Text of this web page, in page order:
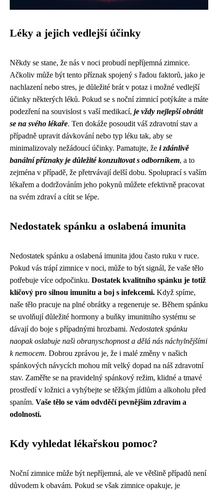
Léky a jejich vedlejší účinky
Někdy se stane, že nás v noci probudí nepříjemná zimnice.
Ačkoliv může být tento příznak spojený s řadou faktorů, jako je
nachlazení nebo stres, je důležité brát v potaz i možné vedlejší
účinky některých léků. Pokud se s noční zimnicí potýkáte a máte
podezření na souvislost s vaší medikací, je vždy nejlepší obrátit
se na svého lékaře. Ten dokáže posoudit váš zdravotní stav a
případně upravit dávkování nebo typ léku tak, aby se
minimalizovaly nežádoucí účinky. Pamatujte, že i zdánlivě
banální příznaky je důležité konzultovat s odborníkem, a to
zejména v případě, že přetrvávají delší dobu. Spoluprací s vaším
lékařem a dodržováním jeho pokynů můžete efektivně pracovat
na svém zdraví a cítit se lépe.
Nedostatek spánku a oslabená imunita
Nedostatek spánku a oslabená imunita jdou často ruku v ruce.
Pokud vás trápí zimnice v noci, může to být signál, že vaše tělo
potřebuje více odpočinku. Dostatek kvalitního spánku je totiž
klíčový pro silnou imunitu a boj s infekcemi. Když spíme,
naše tělo pracuje na plné obrátky a regeneruje se. Během spánku
se uvolňují důležité hormony a buňky imunitního systému se
dávají do boje s případnými hrozbami. Nedostatek spánku
naopak oslabuje naši obranyschopnost a dělá nás náchylnějšími
k nemocem. Dobrou zprávou je, že i malé změny v našich
spánkových návycích mohou mít velký dopad na náš zdravotní
stav. Zaměřte se na pravidelný spánkový režim, klidné a tmavé
prostředí v ložnici a vyhýbejte se těžkým jídlům a alkoholu před
spaním. Vaše tělo se vám odvděčí pevnějším zdravím a
odolností.
Kdy vyhledat lékařskou pomoc?
Noční zimnice může být nepříjemná, ale ve většině případů není
důvodem k obavám. Pokud se však zimnice opakuje, je